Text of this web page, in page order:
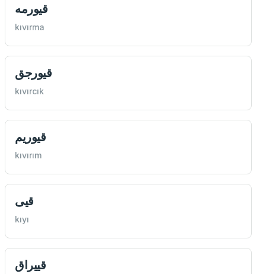
قيورمه
kıvırma
قيورجق
kıvırcık
قيوريم
kıvırım
قيی
kıyı
قييراق